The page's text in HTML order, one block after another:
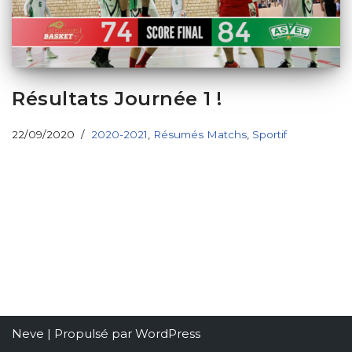
Résultats Journée 1 !
22/09/2020 2020-2021 Résumés Matchs Sportif
Neve | Propulsé par WordPress